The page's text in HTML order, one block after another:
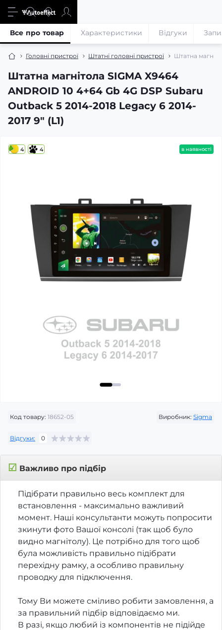
Головні пристрої Штатні головні пристрої Штатна
Штатна магнітола SIGMA X9464
ANDROID 10 4+64 Gb 4G DSP Subaru
Outback 5 2014-2018 Legacy 6 2014-
2017 9" (L1)
Все про товар Характеристики Відгуки
4 4 в наявності
Код товару: 18652-05 Виробник: Sigma
Відгуки: 0
☑ Важливо про підбір
Підібрати правильно весь комплект для
встановлення - максимально важливий
момент. Наші консультанти можуть попросити
зкинути фото Вашої консолі (так щоб було
видно магнітолу). Це потрібно для того щоб
була можливість правильно підібрати
перехідну рамку, а особливо правильну
проводку для підключення.
Тому Ви можете сміливо робити замовлення, а
за правильний підбір відповідаємо ми.
В разі, якщо любий із компонентів не підійде